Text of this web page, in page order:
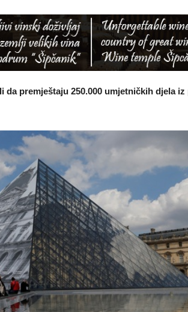
premještaju 250.000 umjetničkih djela iz